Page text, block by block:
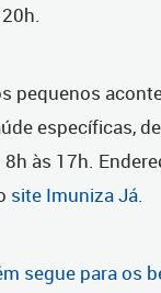
pequenos
específicas,
às 17h.
site Imuniza Já.
segue para os